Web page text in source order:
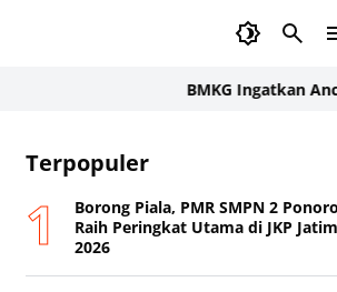
BMKG Ingatkan Ancaman
Terpopuler
Borong Piala, PMR SMPN 2
Raih Peringkat Utama di JKP Jatim
2026